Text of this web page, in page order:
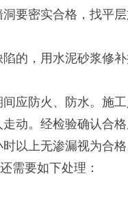
密实合格，找平层
，用水泥砂浆修
防火、防水。施工
。经检验确认合格
上无渗漏视为合格
要如下处理：